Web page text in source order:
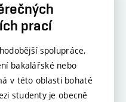
prací
spolupráce,
bakalářské nebo
v této oblasti bohaté
studenty je obecně